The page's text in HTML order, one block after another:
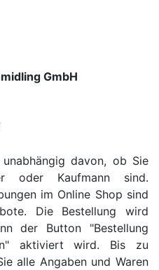
GmbH
davon, ob Sie
oder Kaufmann sind.
im Online Shop sind
Die Bestellung wird
der Button "Bestellung
aktiviert wird. Bis zu
alle Angaben und Waren